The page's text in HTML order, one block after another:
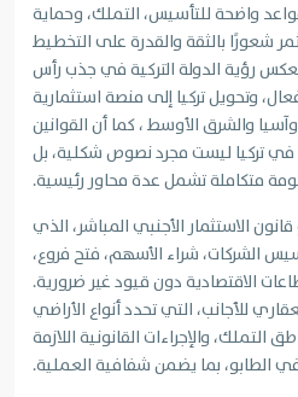
واضحة للتأسيس، التملك، وحماية
شعورًا بالثقة والقدرة على التخطيط
رؤية الدولة التركية في جذب رأس
وتحويل تركيا إلى منصة استثمارية
والشرق الأوسط ، كما أن القوانين
في تركيا ليست مجرد نصوص شكلية، بل
متكاملة تشمل عدة محاور رئيسية.
الاستثمار الأجنبي المباشر، الذي
الشركات، شراء الأسهم، فتح فروع،
الاقتصادية دون قيود غير ضرورية.
للأجانب، التي تحدد أنواع الأراضي
والإجراءات القانونية اللازمة
الطابو، بما يضمن شفافية العملية.